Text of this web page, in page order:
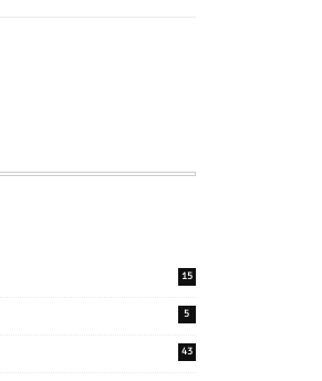
15
5
43